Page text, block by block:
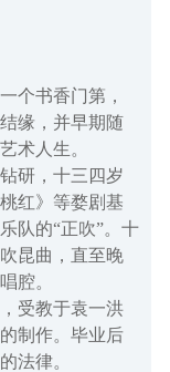
个书香门第，
缘，并早期随
术人生。
研，十三四岁
红》等婺剧基
队的“正吹”。十
昆曲，直至晚
腔。
受教于袁一洪
制作。毕业后
法律。